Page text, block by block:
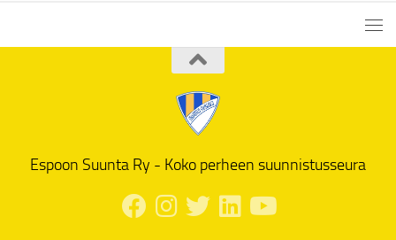
Espoon Suunta Ry - Koko perheen suunnistusseura